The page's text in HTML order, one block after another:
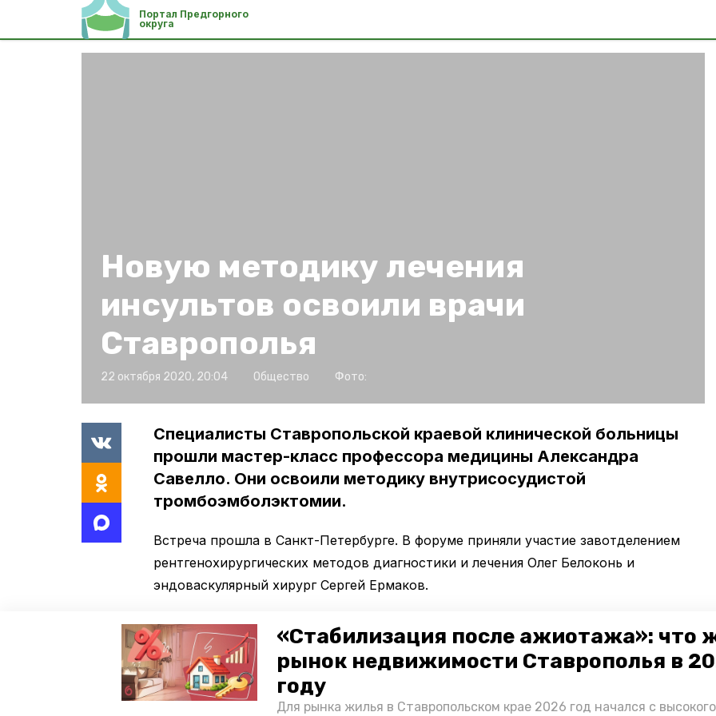
«Стабилизация после ажиотажа»: что
рынок недвижимости Ставрополья в
году
Для рынка жилья в Ставропольском крае 2026 год начался с
Портал Предгорного
округа
Новую методику лечения
инсультов освоили врачи
Ставрополья
22 октября 2020, 20:04 Общество Фото:
Специалисты Ставропольской краевой клинической больницы
прошли мастер-класс профессора медицины Александра
Савелло. Они освоили методику внутрисосудистой
тромбоэмболэктомии.
Встреча прошла в Санкт-Петербурге. В форуме приняли участие завотделением
рентгенохирургических методов диагностики и лечения Олег Белоконь и
эндоваскулярный хирург Сергей Ермаков.
Во время форума врачей сперва познакомили с устройством для проведения этой
процедуры — Grasper. Они обсудили специфику работы с ним, порядок отбора
пациентов для хирургического вмешательства, а также возможные осложнения и
клинические случаи. Об этом